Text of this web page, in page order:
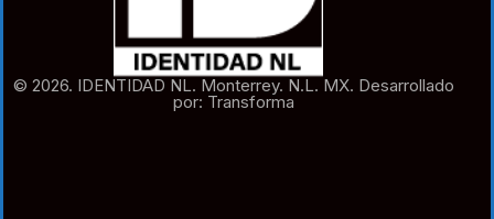
© 2026. IDENTIDAD NL. Monterrey. N.L. MX. Desarrollado
por: Transforma